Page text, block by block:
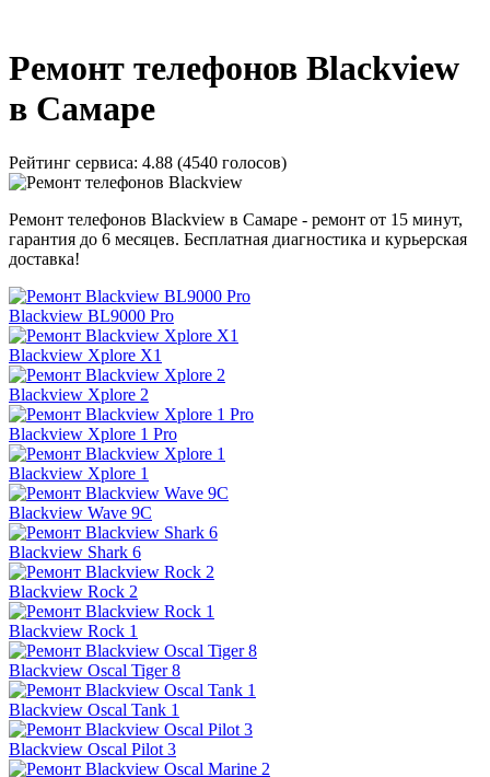
Ремонт телефонов Blackview
в Самаре
Рейтинг сервиса: 4.88 (4540 голосов)
Ремонт телефонов Blackview в Самаре - ремонт от 15 минут,
гарантия до 6 месяцев. Бесплатная диагностика и курьерская
доставка!
Blackview BL9000 Pro
Blackview Xplore X1
Blackview Xplore 2
Blackview Xplore 1 Pro
Blackview Xplore 1
Blackview Wave 9C
Blackview Shark 6
Blackview Rock 2
Blackview Rock 1
Blackview Oscal Tiger 8
Blackview Oscal Tank 1
Blackview Oscal Pilot 3